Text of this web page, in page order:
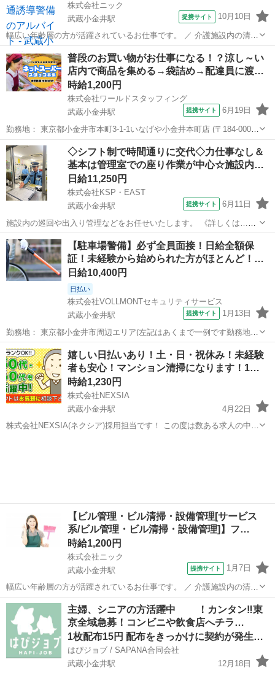
株式会社ニック
武蔵小金井駅
提携サイト 10月10日
幅広い年齢層の方が活躍されているお仕事です。 ／ 介護施設内の清掃
業務をお任せします！ ＼ ◆具体的には… ・廊下や室内の掃除機かけ
・拭き掃除 ・トイレ掃除 ・ゴミ出し など ＜研修について＞ 現場配
属後にマンツ...
東京 小金井市 武蔵小金井駅 その他
普段のお買い物がお仕事になる！？涼し～い
店内で商品を集める→袋詰め→配達員に渡…
時給1,200円
株式会社ワールドスタッフィング
武蔵小金井駅
提携サイト 6月19日
勤務地： 東京都小金井市本町3-1-1いなげや小金井本町店 (〒184-0004
東京都小金井市本町3-1-1) 【アクセス】 ■最寄り駅 ・武蔵小金井駅か
ら徒歩約10分 ■バス停 ・三光院前から徒歩約1分 ・緑町四丁...
東京 小金井市 武蔵小金井駅 仕分け
◇シフト制で時間通りに交代◇力仕事なし＆
基本は管理室での座り作業が中心☆施設内…
日給11,250円
株式会社KSP・EAST
武蔵小金井駅
提携サイト 6月11日
施設内の巡回や出入り管理などをお任せいたします。 《詳しくは…》
◎受付・出入管理業務（来訪者対応、電話対応、鍵管理応、駐車場管
理等） しっかりした研修があるので、未経験の方でも大丈夫♪ 時間が
来ればシフトで次のスタッフ...
東京 東村山市 武蔵小金井駅 警備員
【駐車場警備】必ず全員面接！日給全額保
証！未経験から始められた方がほとんど！
入…
日給10,400円
日払い
株式会社VOLLMONTセキュリティサービス
武蔵小金井駅
提携サイト 1月13日
勤務地： 東京都小金井市周辺エリア(左記はあくまで一例です勤務地多
数あり) 武蔵小金井駅 徒歩5分 ／ 東小金井駅 徒歩5分 ／ 新小金井駅
徒歩5分 週勤務日時： 週1日~ 09:00〜18:00／20:00〜05:0...
東京 小金井市 武蔵小金井駅 警備員
嬉しい日払いあり！土・日・祝休み！未経験
者も安心！マンション清掃になります！1…
時給1,230円
株式会社NEXSIA
武蔵小金井駅
4月22日
株式会社NEXSIA(ネクシア)採用担当です！ この度は数ある求人の中か
【ビル管理・ビル清掃・設備管理[サービス
系/ビル管理・ビル清掃・設備管理]】フ…
時給1,200円
株式会社ニック
武蔵小金井駅
提携サイト 1月7日
幅広い年齢層の方が活躍されているお仕事です。 ／ 介護施設内の清掃
業務をお任せします！ ＼ ◆具体的には… ・廊下や室内の掃除機かけ
・拭き掃除 ・トイレ掃除 ・ゴミ出し など ＜研修について＞ 現場配
属後にマンツ...
東京 小金井市 武蔵小金井駅 警備員
主婦、シニアの方活躍中 ！カンタン‼️東
京全域急募！コンビニや飲食店へチラ…
1枚配布15円 配布をきっかけに契約が発生した場合は＋300
はぴジョブ / SAPANA合同会社
武蔵小金井駅
12月18日